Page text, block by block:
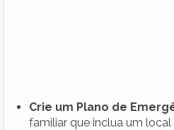
Crie um Plano de
familiar que inclua um local